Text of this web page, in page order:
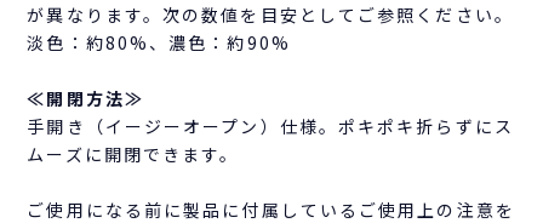
が異なります。次の数値を目安としてご参照ください。
淡色：約80%、濃色：約90%
≪開閉方法≫
手開き（イージーオープン）仕様。ポキポキ折らずにス
ムーズに開閉できます。
ご使用になる前に製品に付属しているご使用上の注意を